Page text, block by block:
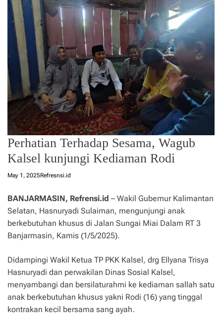
Perhatian Terhadap Sesama, Wagub
Kalsel kunjungi Kediaman Rodi
May 1, 2025Refresnsi.id
BANJARMASIN, Refrensi.id – Wakil Gubernur Kalimantan
Selatan, Hasnuryadi Sulaiman, mengunjungi anak
berkebutuhan khusus di Jalan Sungai Miai Dalam RT 3
Banjarmasin, Kamis (1/5/2025).
Didampingi Wakil Ketua TP PKK Kalsel, drg Ellyana Trisya
Hasnuryadi dan perwakilan Dinas Sosial Kalsel,
menyambangi dan bersilaturahmi ke kediaman sallah satu
anak berkebutuhan khusus yakni Rodi (16) yang tinggal
kontrakan kecil bersama sang ayah.